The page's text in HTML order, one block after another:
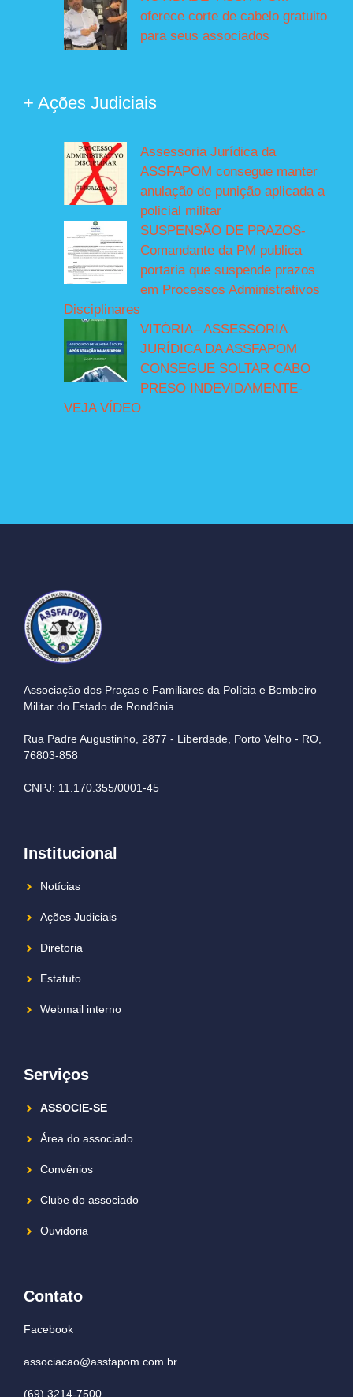
oferece corte de cabelo gratuito
para seus associados
+ Ações Judiciais
Assessoria Jurídica da
ASSFAPOM consegue manter
anulação de punição aplicada a
policial militar
SUSPENSÃO DE PRAZOS-
Comandante da PM publica
portaria que suspende prazos
em Processos Administrativos
Disciplinares
VITÓRIA– ASSESSORIA
JURÍDICA DA ASSFAPOM
CONSEGUE SOLTAR CABO
PRESO INDEVIDAMENTE-
VEJA VÍDEO
Associação dos Praças e Familiares da Polícia e Bombeiro
Militar do Estado de Rondônia
Rua Padre Augustinho, 2877 - Liberdade, Porto Velho - RO,
76803-858
CNPJ: 11.170.355/0001-45
Institucional
Notícias
Ações Judiciais
Diretoria
Estatuto
Webmail interno
Serviços
ASSOCIE-SE
Área do associado
Convênios
Clube do associado
Ouvidoria
Contato
Facebook
associacao@assfapom.com.br
(69) 3214-7500